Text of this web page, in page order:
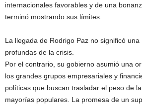
internacionales favorables y de una
terminó mostrando sus límites.
La llegada de Rodrigo Paz no significó
profundas de la crisis.
Por el contrario, su gobierno asumió una
los grandes grupos empresariales y
políticas que buscan trasladar el peso de
mayorías populares. La promesa de un